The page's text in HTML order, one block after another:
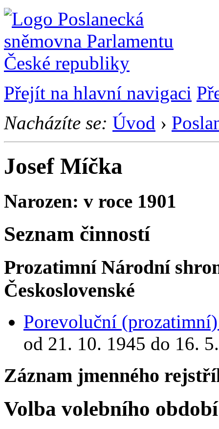
Přejít na hlavní navigaci
Nacházíte se: Úvod ›
Josef Míčka
Narozen: v roce 1901
Seznam činností
Prozatimní Národní
Československé
Porevoluční
od 21. 10. 1945 do 16.
Záznam jmenného
Volba volebního období